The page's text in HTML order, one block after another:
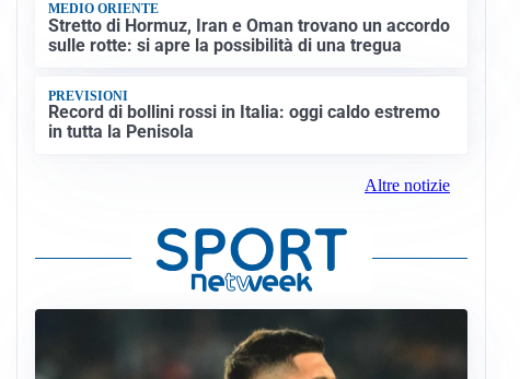
MEDIO ORIENTE
Stretto di Hormuz, Iran e Oman trovano un accordo
sulle rotte: si apre la possibilità di una tregua
PREVISIONI
Record di bollini rossi in Italia: oggi caldo estremo
in tutta la Penisola
Altre notizie